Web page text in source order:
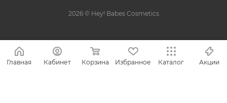
2026 © Hey! Babes Cosmetics
Главная Кабинет Корзина Избранное Каталог Акции